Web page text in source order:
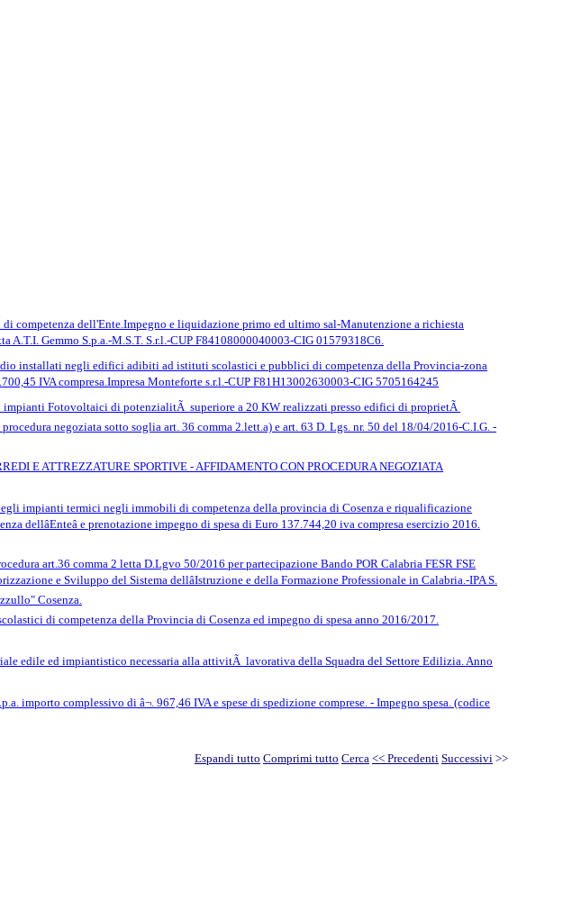
competenza dell'Ente.Impegno e liquidazione primo ed ultimo sal-Manutenzione a richiesta
Gemmo S.p.a.-M.S.T. S.r.l.-CUP F84108000040003-CIG 01579318C6.
installati negli edifici adibiti ad istituti scolastici e pubblici di competenza della Provincia-zona
IVA compresa.Impresa Monteforte s.r.l.-CUP F81H13002630003-CIG 5705164245
Fotovoltaici di potenzialitÃ superiore a 20 KW realizzati presso edifici di proprietÃ
negoziata sotto soglia art. 36 comma 2.lett.a) e art. 63 D. Lgs. nr. 50 del 18/04/2016-C.I.G. -
E ATTREZZATURE SPORTIVE - AFFIDAMENTO CON PROCEDURA NEGOZIATA
impianti termici negli immobili di competenza della provincia di Cosenza e riqualificazione
e prenotazione impegno di spesa di Euro 137.744,20 iva compresa esercizio 2016.
art.36 comma 2 letta D.Lgvo 50/2016 per partecipazione Bando POR Calabria FESR FSE
e Sviluppo del Sistema dellâIstruzione e della Formazione Professionale in Calabria.-IPA S.
Cosenza.
di competenza della Provincia di Cosenza ed impegno di spesa anno 2016/2017.
edile ed impiantistico necessaria alla attivitÃ lavorativa della Squadra del Settore Edilizia. Anno
importo complessivo di â¬. 967,46 IVA e spese di spedizione comprese. - Impegno spesa. (codice
Espandi tutto Comprimi tutto Cerca << Precedenti Successivi >>